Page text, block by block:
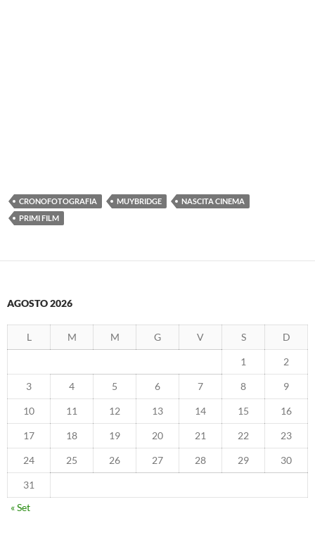
CRONOFOTOGRAFIA MUYBRIDGE
NASCITA CINEMA
PRIMI FILM
AGOSTO 2026
L M M G V S D
1 2
3 4 5 6 7 8 9
10 11 12 13 14 15 16
17 18 19 20 21 22 23
24 25 26 27 28 29 30
31
« Set